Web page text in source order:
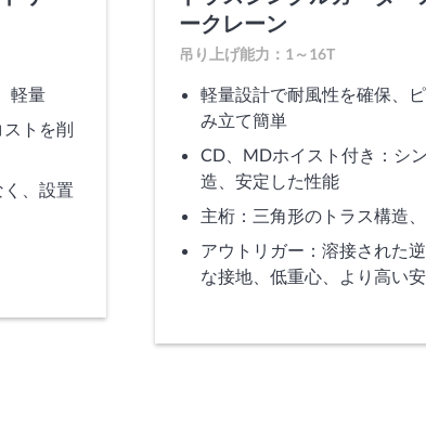
軽量
トを削
、設置
ークレーン
吊り上げ能力：1～16T
軽量設計で耐風性を確保、
み立て簡単
CD、MDホイスト付き：シ
造、安定した性能
主桁：三角形のトラス構造
アウトリガー：溶接された
な接地、低重心、より高い